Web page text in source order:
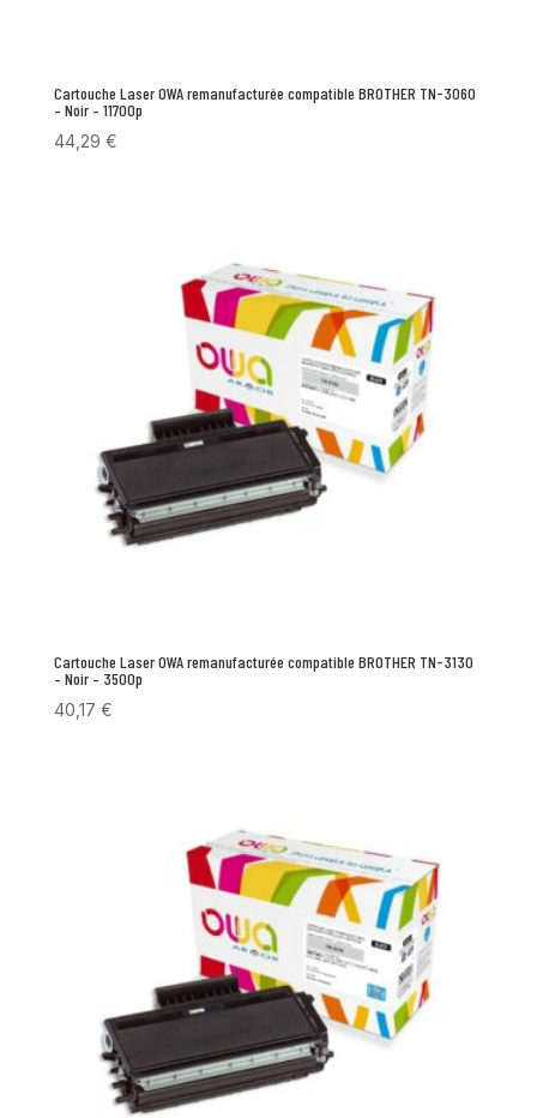
Cartouche Laser OWA remanufacturée compatible BROTHER TN-3060
– Noir – 11700p
44,29 €
Cartouche Laser OWA remanufacturée compatible BROTHER TN-3130
– Noir – 3500p
40,17 €